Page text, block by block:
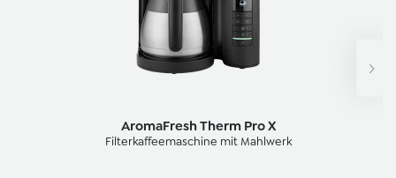
AromaFresh Therm Pro X
Filterkaffeemaschine mit Mahlwerk